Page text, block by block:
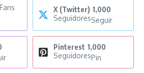
Fans
X (Twitter) 1,000
SeguidoresSeguir
Pinterest 1,000
SeguidoresPin